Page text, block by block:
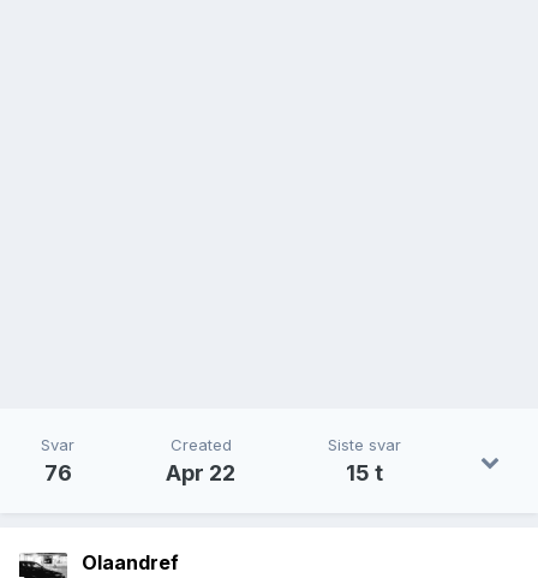
Svar
76
Created
Apr 22
Siste svar
15 t
Olaandref